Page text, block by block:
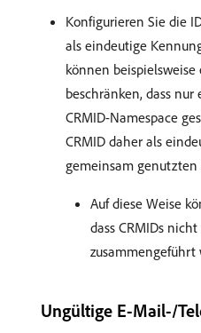
Konfigurieren Sie die
als eindeutige
können
beschränken, dass
CRMID-Namespace
CRMID daher als
gemeinsam genutzten
Auf diese Weise
dass CRMIDs
zusammengeführt
Ungültige E-Mail-/